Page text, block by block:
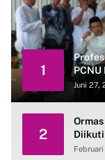
1
PCNU
Juni 27,
2
Diikuti